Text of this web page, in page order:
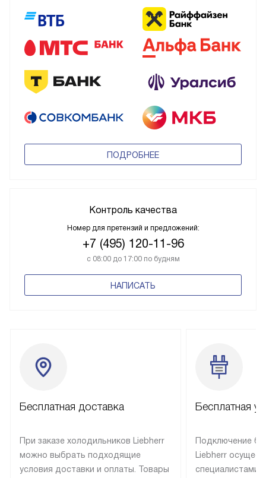
ПОДРОБНЕЕ
Контроль качества
Номер для претензий и предложений:
+7 (495) 120-11-96
с 08:00 до 17:00 по будням
НАПИСАТЬ
Бесплатная доставка
При заказе холодильников Liebherr
можно выбрать подходящие
условия доставки и оплаты. Товары
Бесплатная
Подключение
Liebherr
специалистами